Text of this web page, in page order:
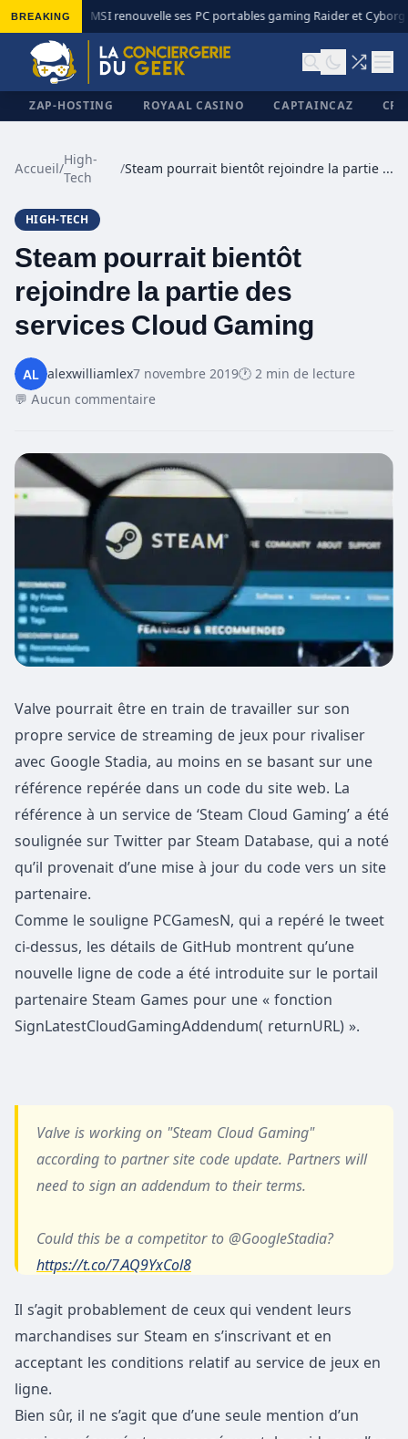
BREAKING MSI renouvelle ses PC portables gaming Raider et Cyborg
ZAP-HOSTING ROYAAL CASINO CAPTAINCAZ
Accueil/
High-
Tech
/ Steam pourrait bientôt rejoindre la partie des services Cloud Gaming
HIGH-TECH
Steam pourrait bientôt
rejoindre la partie des
services Cloud Gaming
alexwilliamlex7 novembre 2019🕐 2 min de lecture
💬 Aucun commentaire
Valve pourrait être en train de travailler sur son
propre service de streaming de jeux pour rivaliser
avec Google Stadia, au moins en se basant sur une
référence repérée dans un code du site web. La
référence à un service de ‘Steam Cloud Gaming’ a été
soulignée sur Twitter par Steam Database, qui a noté
qu’il provenait d’une mise à jour du code vers un site
partenaire.
Comme le souligne PCGamesN, qui a repéré le tweet
ci-dessus, les détails de GitHub montrent qu’une
nouvelle ligne de code a été introduite sur le portail
partenaire Steam Games pour une « fonction
SignLatestCloudGamingAddendum( returnURL) ».
Valve is working on "Steam Cloud Gaming"
according to partner site code update. Partners will
need to sign an addendum to their terms.
Could this be a competitor to @GoogleStadia?
https://t.co/7AQ9YxCol8
— SteamDB (@SteamDB)November 6, 2019
Il s’agit probablement de ceux qui vendent leurs
marchandises sur Steam en s’inscrivant et en
acceptant les conditions relatif au service de jeux en
ligne.
Bien sûr, il ne s’agit que d’une seule mention d’un